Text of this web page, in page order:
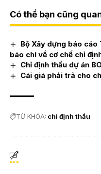
Có thể bạn cũng
Bộ Xây dựng báo
báo chí về cơ chế chỉ
Chỉ định thầu dự án
Cái giá phải trả cho
TỪ KHÓA: chỉ định thầu